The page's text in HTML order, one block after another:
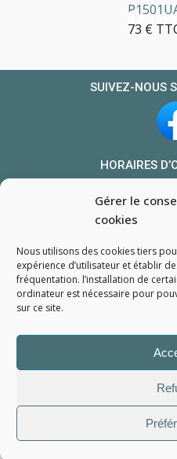
Gérer le
cookies
Nous utilisons des cookies tiers
expérience d’utilisateur et établir
fréquentation. l’installation de
ordinateur est nécessaire pour
sur ce site.
5 en
P1501UA
73 € TTC
SUIVEZ-NOUS
HORAIRES
Le samedi :
NOUS
Mon
Formulaire de